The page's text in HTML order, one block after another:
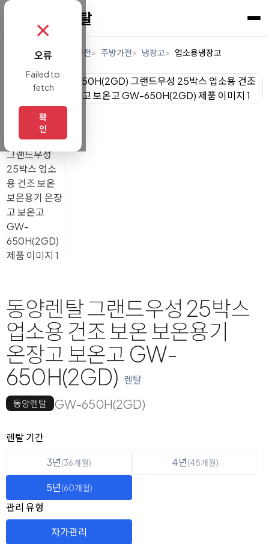
렌탈 디지털/가전 주방가전 냉장고 업소용냉장고
동양렌탈 그랜드우성 25박스
업소용 건조 보온 보온용기
온장고 보온고 GW-
650H(2GD) 렌탈
동양렌탈 GW-650H(2GD)
옵션 선택
렌탈 선택
렌탈 기간
3년(36개월) 4년(48개월)
5년(60개월)
관리 유형
자가관리
✗
오류
Failed to
fetch
확
인